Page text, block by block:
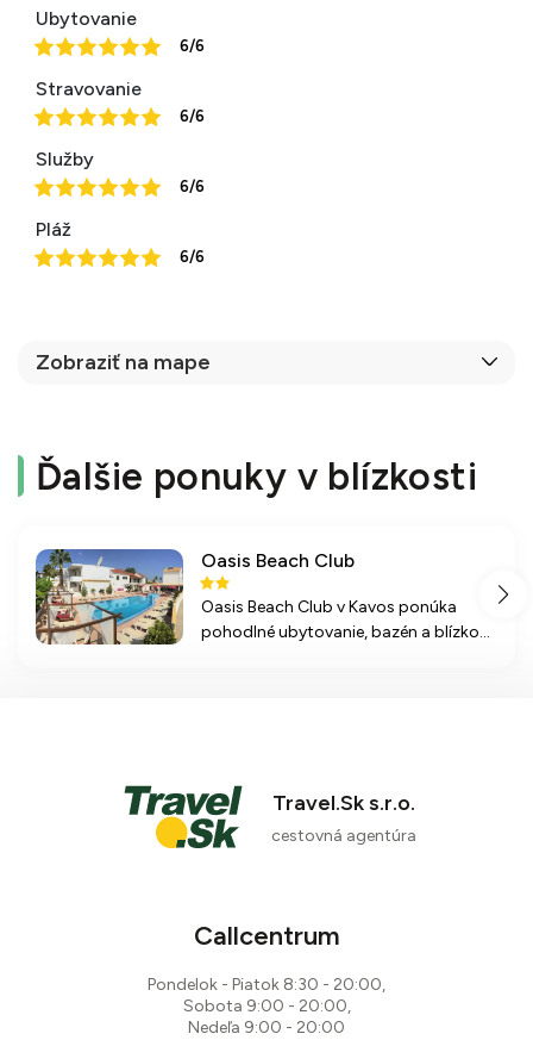
100 %
1 recenzia
Ubytovanie
6/6
Stravovanie
6/6
Služby
6/6
Pláž
6/6
Zobraziť na mape
Ďalšie ponuky v blízkosti
Oasis Beach Club
Oasis Beach Club v Kavos ponúka
pohodlné ubytovanie, bazén a blízko
Travel.Sk s.r.o.
cestovná agentúra
Callcentrum
Pondelok - Piatok 8:30 - 20:00,
Sobota 9:00 - 20:00,
Nedeľa 9:00 - 20:00